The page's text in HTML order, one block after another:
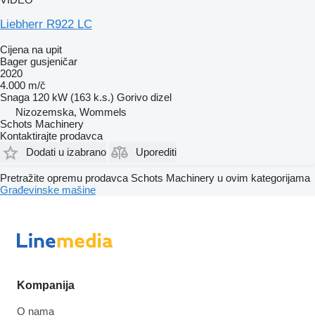
Liebherr R922 LC
Cijena na upit
Bager gusjeničar
2020
4.000 m/č
Snaga 120 kW (163 k.s.) Gorivo dizel
Nizozemska, Wommels
Schots Machinery
Kontaktirajte prodavca
Dodati u izabrano
Uporediti
Pretražite opremu prodavca Schots Machinery u ovim kategorijama
Građevinske mašine
Kompanija
O nama